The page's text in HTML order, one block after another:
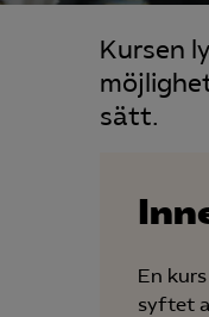
Kursen
sätt.
En
syftet